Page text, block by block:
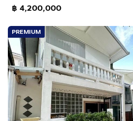
฿ 4,200,000
PREMIUM